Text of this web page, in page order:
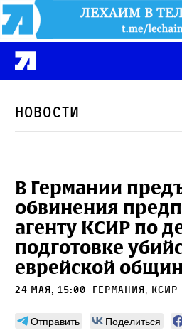
Новости
В Германии
обвинения
агенту КСИР по
подготовке
еврейской
24 мая, 15:00 Германия, КСИР
Отправить Поделиться